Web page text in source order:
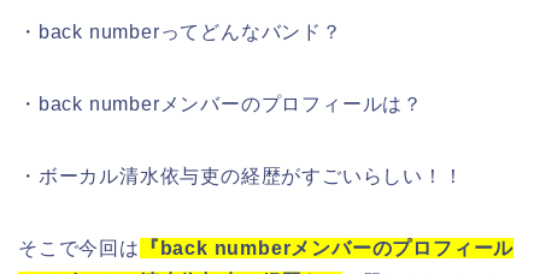
・back numberってどんなバンド？
・back numberメンバーのプロフィールは？
・ボーカル清水依与吏の経歴がすごいらしい！！
そこで今回は
『back numberメンバーのプロフィール